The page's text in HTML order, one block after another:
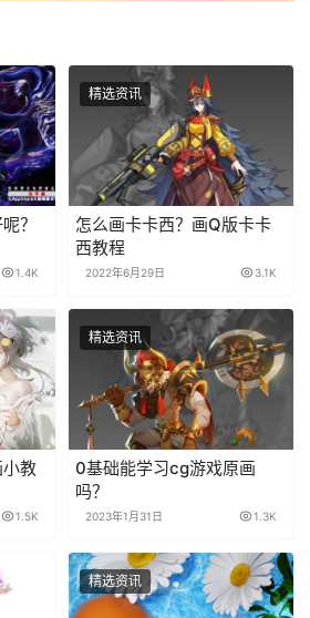
？
1.4K
精选资讯
怎么画卡卡西？画Q版卡卡
西教程
2022年6月29日 3.1K
教
1.5K
精选资讯
0基础能学习cg游戏原画
吗？
2023年1月31日 1.3K
精选资讯